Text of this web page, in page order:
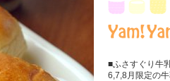
■ふさすぐり牛
6,7,8月限定の